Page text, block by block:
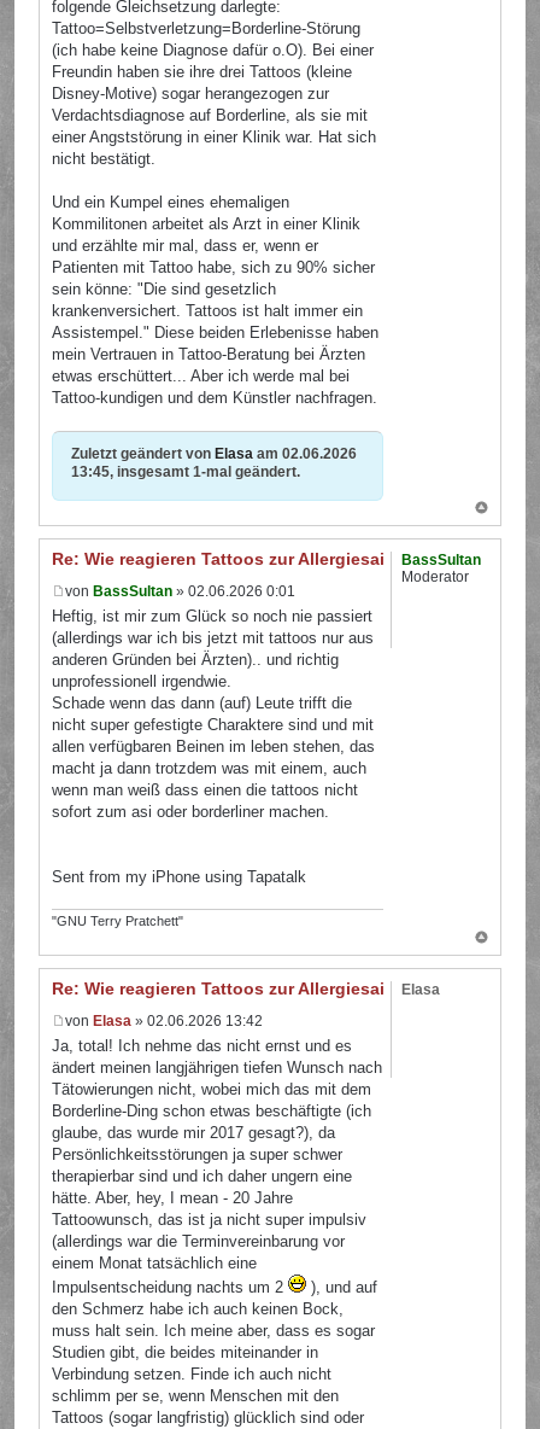
folgende Gleichsetzung darlegte:
Tattoo=Selbstverletzung=Borderline-Störung
(ich habe keine Diagnose dafür o.O). Bei einer
Freundin haben sie ihre drei Tattoos (kleine
Disney-Motive) sogar herangezogen zur
Verdachtsdiagnose auf Borderline, als sie mit
einer Angststörung in einer Klinik war. Hat sich
nicht bestätigt.
Und ein Kumpel eines ehemaligen
Kommilitonen arbeitet als Arzt in einer Klinik
und erzählte mir mal, dass er, wenn er
Patienten mit Tattoo habe, sich zu 90% sicher
sein könne: "Die sind gesetzlich
krankenversichert. Tattoos ist halt immer ein
Assistempel." Diese beiden Erlebenisse haben
mein Vertrauen in Tattoo-Beratung bei Ärzten
etwas erschüttert... Aber ich werde mal bei
Tattoo-kundigen und dem Künstler nachfragen.
Zuletzt geändert von Elasa am 02.06.2026
13:45, insgesamt 1-mal geändert.
Re: Wie reagieren Tattoos zur Allergiesaison?
von BassSultan » 02.06.2026 0:01
Heftig, ist mir zum Glück so noch nie passiert
(allerdings war ich bis jetzt mit tattoos nur aus
anderen Gründen bei Ärzten).. und richtig
unprofessionell irgendwie.
Schade wenn das dann (auf) Leute trifft die
nicht super gefestigte Charaktere sind und mit
allen verfügbaren Beinen im leben stehen, das
macht ja dann trotzdem was mit einem, auch
wenn man weiß dass einen die tattoos nicht
sofort zum asi oder borderliner machen.
Sent from my iPhone using Tapatalk
"GNU Terry Pratchett"
BassSultan
Moderator
Re: Wie reagieren Tattoos zur Allergiesaison?
von Elasa » 02.06.2026 13:42
Ja, total! Ich nehme das nicht ernst und es
ändert meinen langjährigen tiefen Wunsch nach
Tätowierungen nicht, wobei mich das mit dem
Borderline-Ding schon etwas beschäftigte (ich
glaube, das wurde mir 2017 gesagt?), da
Persönlichkeitsstörungen ja super schwer
therapierbar sind und ich daher ungern eine
hätte. Aber, hey, I mean - 20 Jahre
Tattoowunsch, das ist ja nicht super impulsiv
(allerdings war die Terminvereinbarung vor
einem Monat tatsächlich eine
Impulsentscheidung nachts um 2
), und auf
den Schmerz habe ich auch keinen Bock,
muss halt sein. Ich meine aber, dass es sogar
Studien gibt, die beides miteinander in
Verbindung setzen. Finde ich auch nicht
schlimm per se, wenn Menschen mit den
Tattoos (sogar langfristig) glücklich sind oder
Elasa